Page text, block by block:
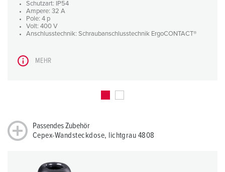
Schutzart: IP54
Ampere: 32 A
Pole: 4 p
Volt: 400 V
Anschlusstechnik: Schraubanschlusstechnik ErgoCONTACT®
MEHR
Passendes Zubehör
Cepex-Wandsteckdose, lichtgrau 4808